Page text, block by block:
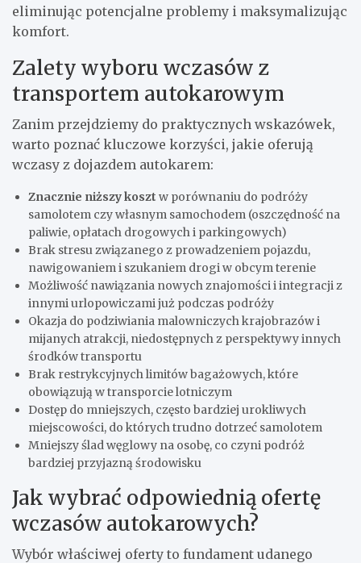
eliminując potencjalne problemy i maksymalizując
komfort.
Zalety wyboru wczasów z
transportem autokarowym
Zanim przejdziemy do praktycznych wskazówek,
warto poznać kluczowe korzyści, jakie oferują
wczasy z dojazdem autokarem:
Znacznie niższy koszt w porównaniu do podróży
samolotem czy własnym samochodem (oszczędność na
paliwie, opłatach drogowych i parkingowych)
Brak stresu związanego z prowadzeniem pojazdu,
nawigowaniem i szukaniem drogi w obcym terenie
Możliwość nawiązania nowych znajomości i integracji z
innymi urlopowiczami już podczas podróży
Okazja do podziwiania malowniczych krajobrazów i
mijanych atrakcji, niedostępnych z perspektywy innych
środków transportu
Brak restrykcyjnych limitów bagażowych, które
obowiązują w transporcie lotniczym
Dostęp do mniejszych, często bardziej urokliwych
miejscowości, do których trudno dotrzeć samolotem
Mniejszy ślad węglowy na osobę, co czyni podróż
bardziej przyjazną środowisku
Jak wybrać odpowiednią ofertę
wczasów autokarowych?
Wybór właściwej oferty to fundament udanego